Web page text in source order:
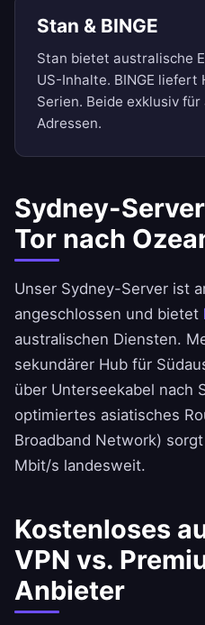
Stan & BINGE
Stan bietet australische
US-Inhalte. BINGE
Serien. Beide exklusiv
Adressen.
Sydney-
Tor nach
Unser Sydney-Server ist
angeschlossen und bietet
australischen Diensten.
sekundärer Hub für
über Unterseekabel nach
optimiertes asiatisches
Broadband Network)
Mbit/s landesweit.
Kostenloses
VPN vs.
Anbieter